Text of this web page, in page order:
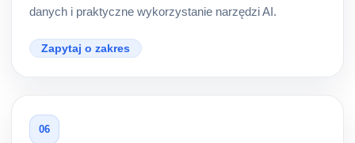
danych i praktyczne wykorzystanie narzędzi AI.
Zapytaj o zakres
06